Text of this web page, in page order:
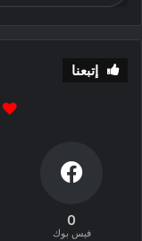
إتبعنا
0
فيس بوك